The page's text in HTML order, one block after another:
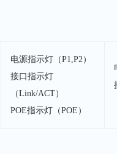
电源指示灯（P1,P2）
接口指示灯
（Link/ACT）
POE指示灯（POE）